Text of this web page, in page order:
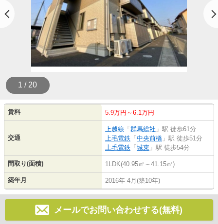
1 / 20
賃料 5.9万円～6.1万円
交通
上越線 「 群馬総社 」駅 徒歩61分
上毛電鉄 「 中央前橋 」駅 徒歩51分
上毛電鉄 「 城東 」駅 徒歩54分
間取り(面積) 1LDK(40.95㎡～41.15㎡)
築年月 2016年 4月(築10年)
メールでお問い合わせする(無料)